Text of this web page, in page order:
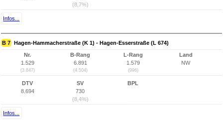
(8,7%)
Infos...
B 7 Hagen-Hammacherstraße (K 1) - Hagen-Esserstraße (L 674)
Nr.
1.529
(3.847)
B-Rang
6.891
(4.504)
L-Rang
1.579
(996)
Land
NW
DTV
8.694
SV
730
(8,4%)
BPL
Infos...